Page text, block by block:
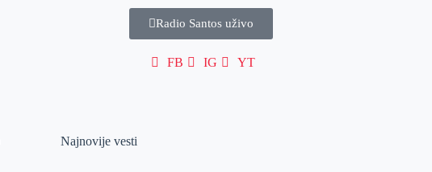
Radio Santos uživo
FB IG YT
Najnovije vesti